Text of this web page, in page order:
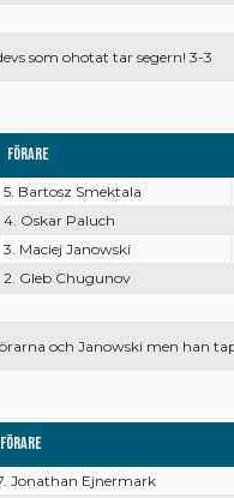
som ohotat tar segern! 3-3
Förare
5. Bartosz Smektala
4. Oskar Paluch
3. Maciej Janowski
2. Gleb Chugunov
och Janowski men han
Förare
Jonathan Ejnermark